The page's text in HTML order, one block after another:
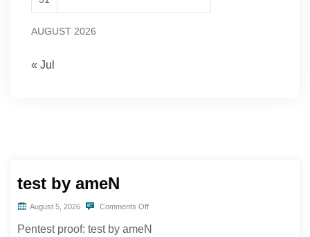
AUGUST 2026
« Jul
test by ameN
August 5, 2026 Comments Off
Pentest proof: test by ameN